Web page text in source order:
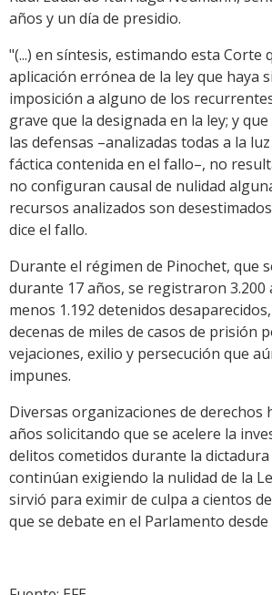
años y un día de presidio.
"(...) en síntesis, estimando esta Corte
aplicación errónea de la ley que haya
imposición a alguno de los
grave que la designada en la ley; y
las defensas –analizadas todas a la
fáctica contenida en el fallo–, no
no configuran causal de nulidad
recursos analizados son
dice el fallo.
Durante el régimen de Pinochet, que
durante 17 años, se registraron 3.200
menos 1.192 detenidos
decenas de miles de casos de prisión
vejaciones, exilio y persecución que
impunes.
Diversas organizaciones de derechos
años solicitando que se acelere la
delitos cometidos durante la
continúan exigiendo la nulidad de la
sirvió para eximir de culpa a cientos
que se debate en el Parlamento desde